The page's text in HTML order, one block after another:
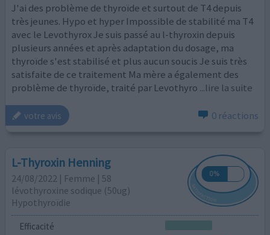
J'ai des problème de thyroïde et surtout de T4 depuis
très jeunes. Hypo et hyper Impossible de stabilité ma T4
avec le Levothyrox Je suis passé au l-thyroxin depuis
plusieurs années et après adaptation du dosage, ma
thyroïde s'est stabilisé et plus aucun soucis Je suis très
satisfaite de ce traitement Ma mère a également des
problème de thyroïde, traité par Levothyro ...lire la suite
votre avis 0 réactions
L-Thyroxin Henning
24/08/2022 | Femme | 58
lévothyroxine sodique (50ug)
Hypothyroïdie
Efficacité